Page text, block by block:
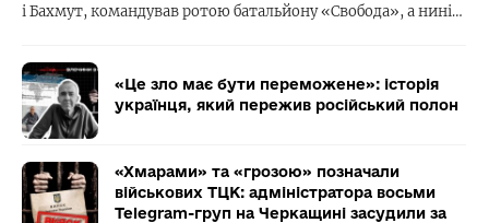
і Бахмут, командував ротою батальйону «Свобода», а нині…
«Це зло має бути переможене»: історія
українця, який пережив російський полон
«Хмарами» та «грозою» позначали
військових ТЦК: адміністратора восьми
Telegram-груп на Черкащині засудили за